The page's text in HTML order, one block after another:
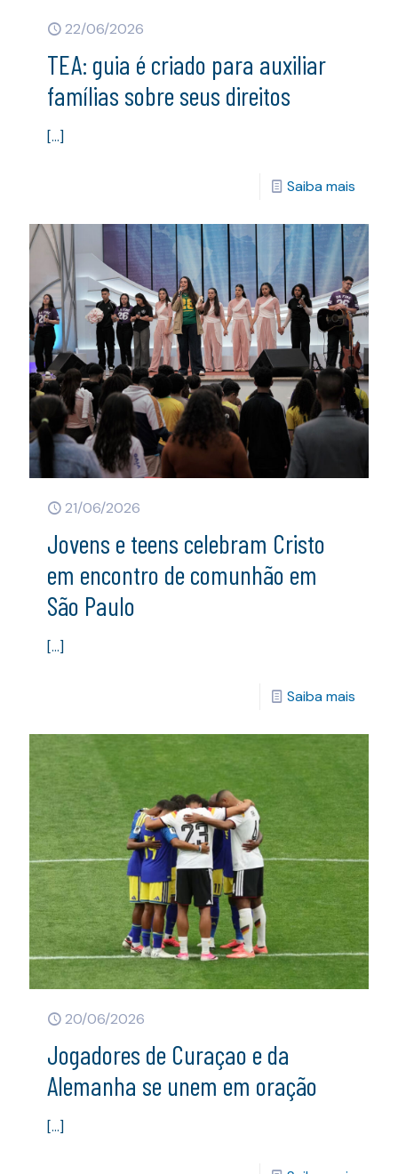
22/06/2026
TEA: guia é criado para auxiliar
famílias sobre seus direitos
[…]
Saiba mais
21/06/2026
Jovens e teens celebram Cristo
em encontro de comunhão em
São Paulo
[…]
Saiba mais
20/06/2026
Jogadores de Curaçao e da
Alemanha se unem em oração
[…]